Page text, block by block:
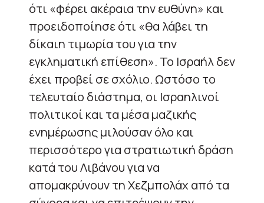
ότι «φέρει ακέραια την ευθύνη» και
προειδοποίησε ότι «θα λάβει τη
δίκαιη τιμωρία του για την
εγκληματική επίθεση». Το Ισραήλ δεν
έχει προβεί σε σχόλιο. Ωστόσο το
τελευταίο διάστημα, οι Ισραηλινοί
πολιτικοί και τα μέσα μαζικής
ενημέρωσης μιλούσαν όλο και
περισσότερο για στρατιωτική δράση
κατά του Λιβάνου για να
απομακρύνουν τη Χεζμπολάχ από τα